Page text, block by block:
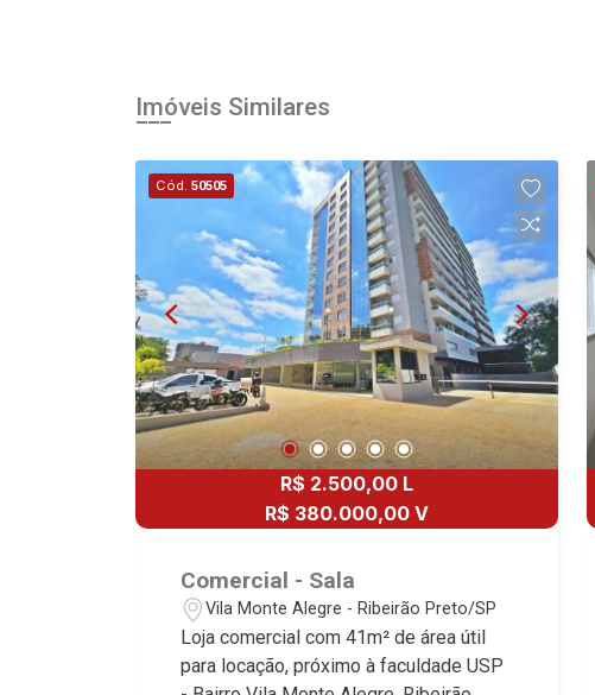
Imóveis Similares
Cód. 50505
R$ 2.500,00 L
R$ 380.000,00 V
Comercial - Sala
Vila Monte Alegre - Ribeirão Preto/SP
Loja comercial com 41m² de área útil
para locação, próximo à faculdade USP